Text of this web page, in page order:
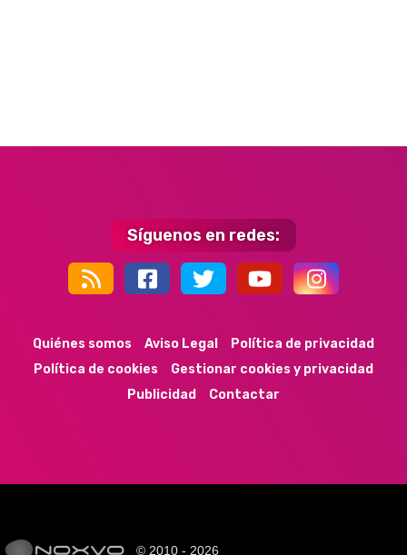
Síguenos en redes:
Quiénes somos Aviso Legal
Política de privacidad
Política de cookies
Gestionar cookies y privacidad
Publicidad
Contactar
© 2010 - 2026